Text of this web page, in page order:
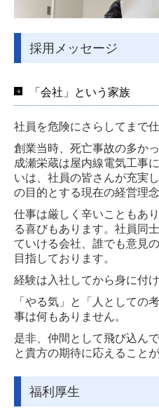
社員インタビュー
社員インタビュー（金沢本社
社員インタビュー（名古屋
社員インタビュー（東京支店
お問合せ
請求書ダウンロード
採用メッセージ
「会社」という家族
社員を危険にさらしてまで
創業当時、死亡事故の多か
成瀬栄蔵は屋内線電気工事
いは、社員の皆さんが充実
の目的とする現在の経営理
仕事は厳しく辛いこともあ
る喜びもあります。社員同
ていける会社、誰でも意見
目指しております。
経験は入社してから身に付け
「やる気」と「人としての
事は何もありません。
是非、仲間として飛び込ん
と貴方の期待に応えること
福利厚生